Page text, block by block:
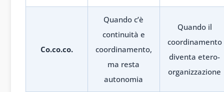
Co.co.co.
Quando c’è
continuità e
coordinamento,
ma resta
autonomia
Quando il
coordinamento
diventa etero-
organizzazione